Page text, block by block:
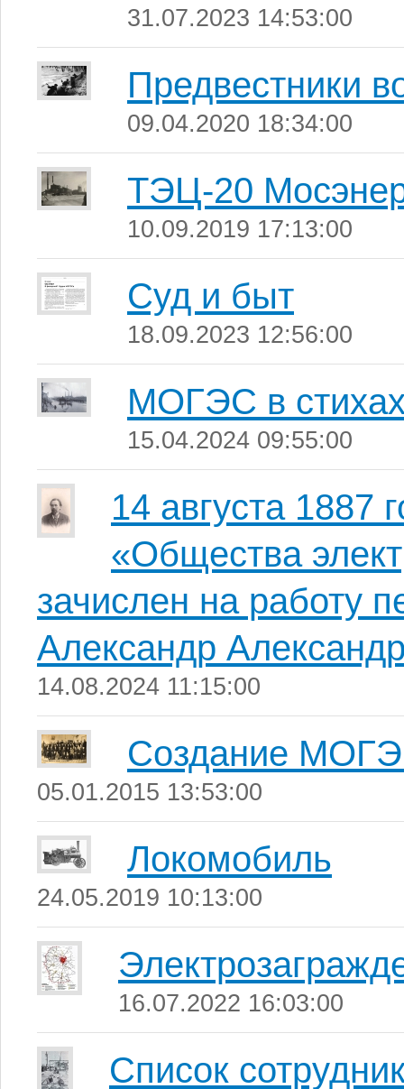
31.07.2023 14:53:00
Предвестники
09.04.2020 18:34:00
ТЭЦ-20
10.09.2019 17:13:00
Суд и быт
18.09.2023 12:56:00
МОГЭС в
15.04.2024 09:55:00
14 августа 1887
«Общества
зачислен на работу
Александр
14.08.2024 11:15:00
Создание
05.01.2015 13:53:00
Локомобиль
24.05.2019 10:13:00
16.07.2022 16:03:00
Список